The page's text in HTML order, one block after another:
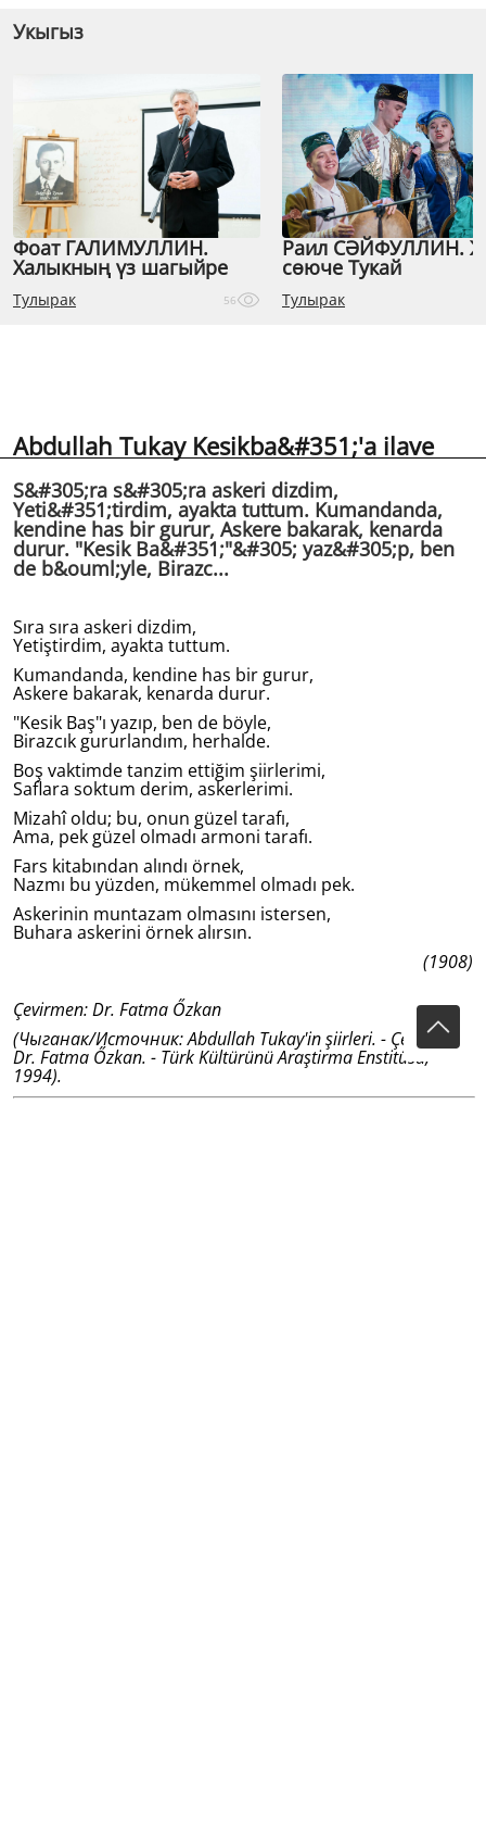
Укыгыз
Фоат ГАЛИМУЛЛИН.
Халыкның үз шагыйре
Тулырак 56
Раил СӘЙФУЛЛИН.
сөюче Тукай
Тулырак
Abdullah Tukay Kesikba&#351;'a ilave
S&#305;ra s&#305;ra askeri dizdim,
Yeti&#351;tirdim, ayakta tuttum. Kumandanda,
kendine has bir gurur, Askere bakarak, kenarda
durur. "Kesik Ba&#351;"&#305; yaz&#305;p, ben
de b&ouml;yle, Birazc...
Sıra sıra askeri dizdim,
Yetiştirdim, ayakta tuttum.
Kumandanda, kendine has bir gurur,
Askere bakarak, kenarda durur.
"Kesik Baş"ı yazıp, ben de böyle,
Birazcık gururlandım, herhalde.
Boş vaktimde tanzim ettiğim şiirlerimi,
Saflara soktum derim, askerlerimi.
Mizahî oldu; bu, onun güzel tarafı,
Ama, pek güzel olmadı armoni tarafı.
Fars kitabından alındı örnek,
Nazmı bu yüzden, mükemmel olmadı pek.
Askerinin muntazam olmasını istersen,
Buhara askerini örnek alırsın.
(1908)
Çevirmen: Dr. Fatma Őzkan
(Чыганак/Источник: Abdullah Tukay'in şiirleri. - Çevirmen
Dr. Fatma Őzkan. - Türk Kültürünü Araştirma Enstitüsü,
1994).